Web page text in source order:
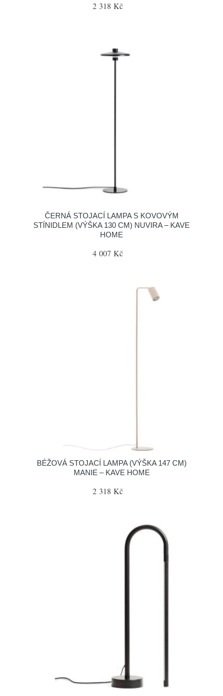
2 318 Kč
ČERNÁ STOJACÍ LAMPA S KOVOVÝM
STÍNIDLEM (VÝŠKA 130 CM) NUVIRA – KAVE
HOME
4 007 Kč
BÉŽOVÁ STOJACÍ LAMPA (VÝŠKA 147 CM)
MANIE – KAVE HOME
2 318 Kč